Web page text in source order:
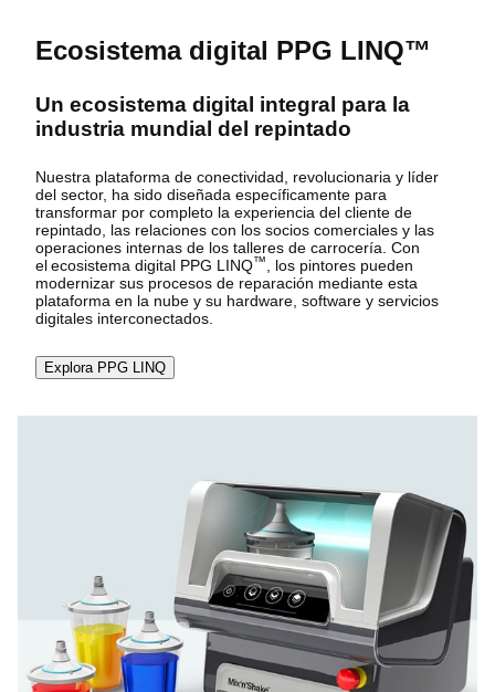
Ecosistema digital PPG LINQ™
Un ecosistema digital integral para la
industria mundial del repintado
Nuestra plataforma de conectividad, revolucionaria y líder
del sector, ha sido diseñada específicamente para
transformar por completo la experiencia del cliente de
repintado, las relaciones con los socios comerciales y las
operaciones internas de los talleres de carrocería. Con
el ecosistema digital PPG LINQ™, los pintores pueden
modernizar sus procesos de reparación mediante esta
plataforma en la nube y su hardware, software y servicios
digitales interconectados.
Explora PPG LINQ